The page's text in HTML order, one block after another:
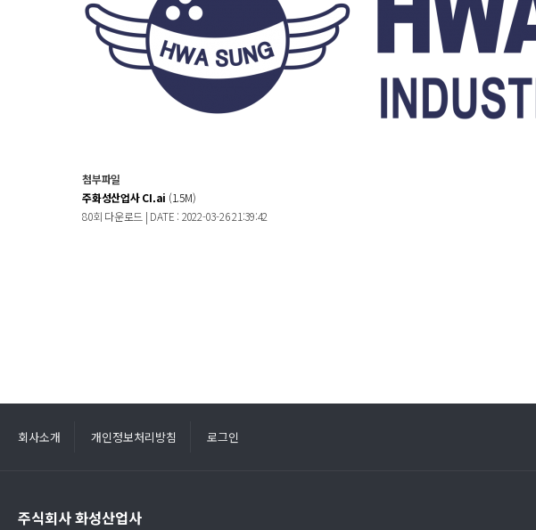
첨부파일
주화성산업사 CI.ai (1.5M)
80회 다운로드 | DATE : 2022-03-26 21:39:42
회사소개 개인정보처리방침 로그인
주식회사 화성산업사